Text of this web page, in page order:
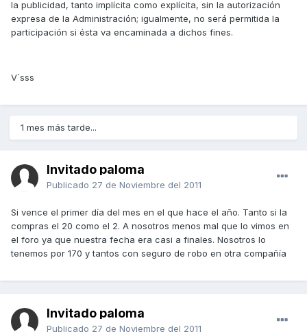
la publicidad, tanto implícita como explícita, sin la autorización
expresa de la Administración; igualmente, no será permitida la
participación si ésta va encaminada a dichos fines.
V´sss
1 mes más tarde...
Invitado paloma
Publicado 27 de Noviembre del 2011
Si vence el primer día del mes en el que hace el año. Tanto si la
compras el 20 como el 2. A nosotros menos mal que lo vimos en
el foro ya que nuestra fecha era casi a finales. Nosotros lo
tenemos por 170 y tantos con seguro de robo en otra compañía
Invitado paloma
Publicado 27 de Noviembre del 2011